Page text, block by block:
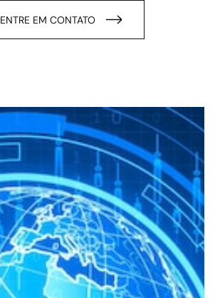
ENTRE EM CONTATO